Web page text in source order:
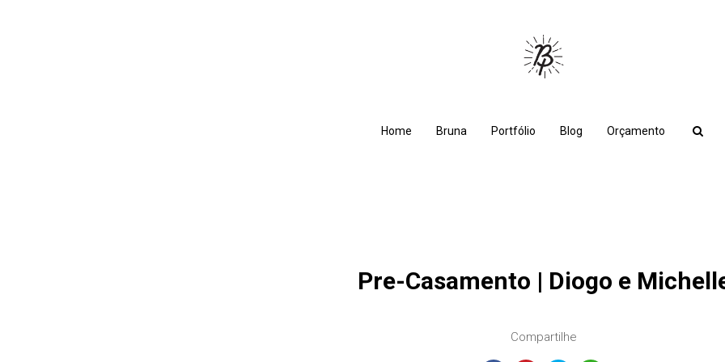
Home Bruna Portfólio Blog Orçamento
Pre-Casamento | Diogo e
Compartilhe